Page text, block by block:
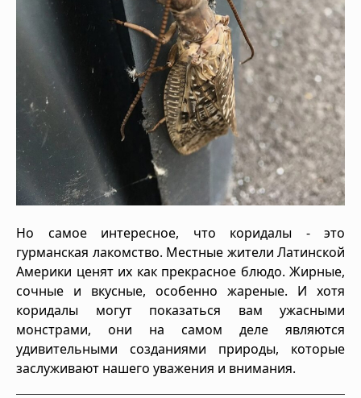
Но самое интересное, что коридалы - это
гурманская лакомство. Местные жители Латинской
Америки ценят их как прекрасное блюдо. Жирные,
сочные и вкусные, особенно жареные. И хотя
коридалы могут показаться вам ужасными
монстрами, они на самом деле являются
удивительными созданиями природы, которые
заслуживают нашего уважения и внимания.